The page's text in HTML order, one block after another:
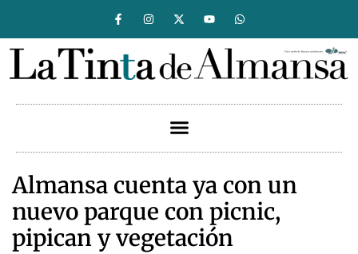
Almansa cuenta ya con un
nuevo parque con picnic,
pipican y vegetación